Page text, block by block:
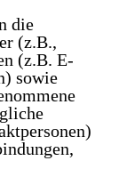
die
(z.B.,
(z.B. E-
sowie